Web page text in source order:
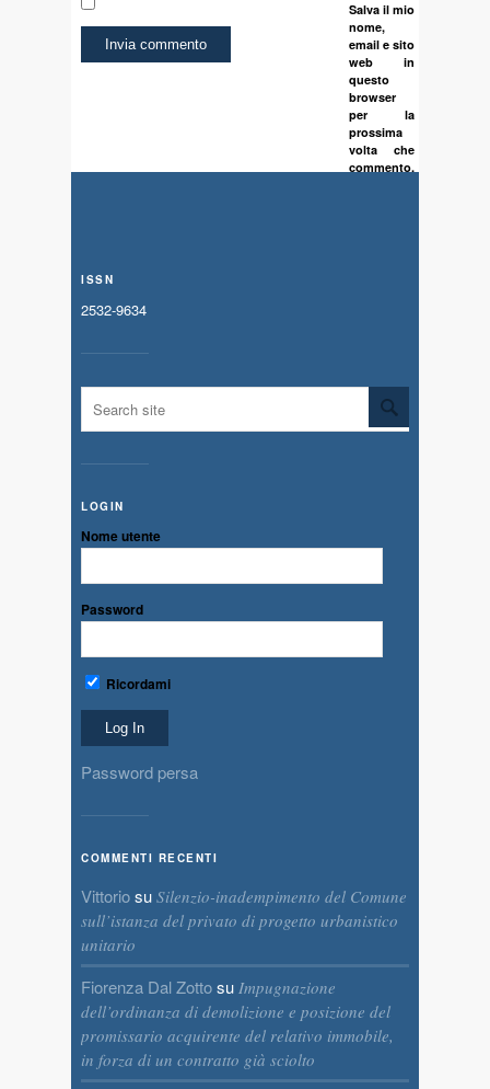
Salva il mio
nome,
email e sito
web in
questo
browser
per la
prossima
volta che
commento.
ISSN
2532-9634
LOGIN
Nome utente
Password
Ricordami
Password persa
COMMENTI RECENTI
Vittoriosu Silenzio-inadempimento del Comune
sull’istanza del privato di progetto urbanistico
unitario
Fiorenza Dal Zottosu Impugnazione
dell’ordinanza di demolizione e posizione del
promissario acquirente del relativo immobile,
in forza di un contratto già sciolto